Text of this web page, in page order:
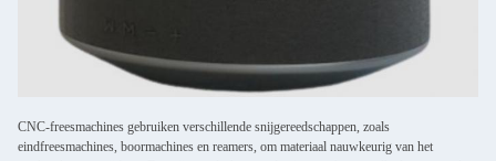
CNC-freesmachines gebruiken verschillende snijgereedschappen, zoals
eindfreesmachines, boormachines en reamers, om materiaal nauwkeurig van het